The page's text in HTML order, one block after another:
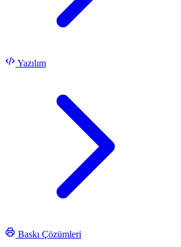
Yazılım
Baskı Çözümleri